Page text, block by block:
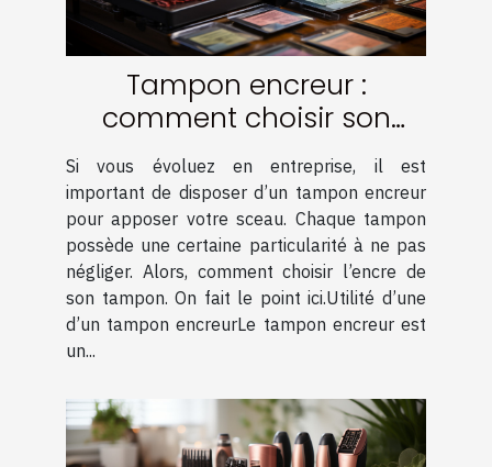
Tampon encreur :
comment choisir son
encre ?
Si vous évoluez en entreprise, il est
important de disposer d’un tampon encreur
pour apposer votre sceau. Chaque tampon
possède une certaine particularité à ne pas
négliger. Alors, comment choisir l’encre de
son tampon. On fait le point ici.Utilité d’une
d’un tampon encreurLe tampon encreur est
un...